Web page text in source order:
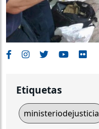
Etiquetas
ministeriodejusticia